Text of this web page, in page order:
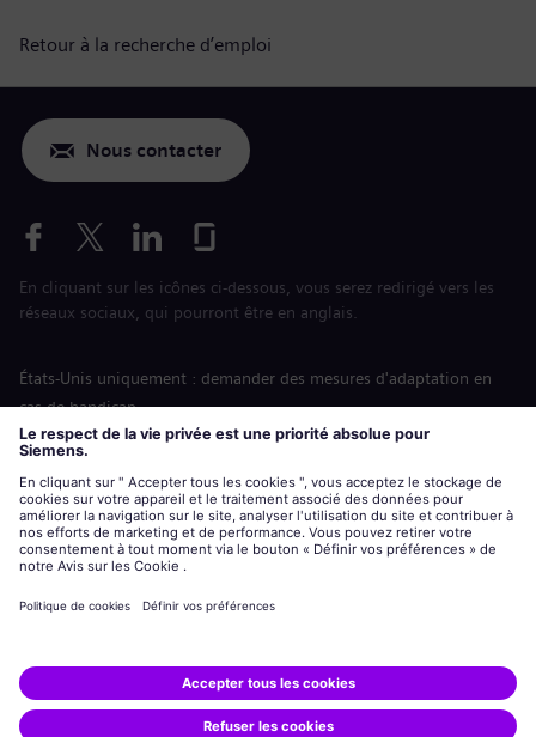
Retour à la recherche d’emploi
Nous contacter
En cliquant sur les icônes ci-dessous, vous serez redirigé vers les
réseaux sociaux, qui pourront être en anglais.
États-Unis uniquement : demander des mesures d'adaptation en
cas de handicap
Labor Condition Application (Formulaire sur les conditions
siemens-energy.comSite Internet international
Informations sur l’entreprise
Avis de confidentialité
Siemens Energy est une marque déposée de Siemens AG.